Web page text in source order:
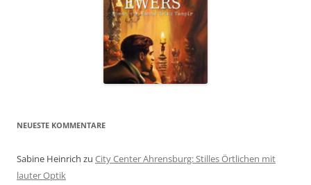
NEUESTE KOMMENTARE
Sabine Heinrich zu City Center Ahrensburg: Stilles Örtlichen mit
lauter Optik